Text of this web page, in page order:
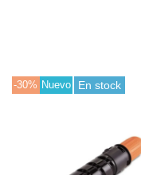
-30% Nuevo En stock